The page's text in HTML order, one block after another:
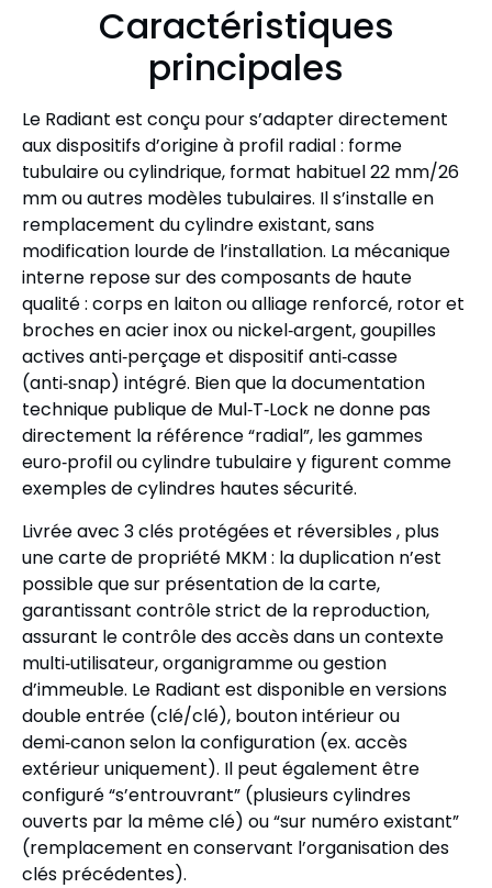
Caractéristiques
principales
Le Radiant est conçu pour s’adapter directement
aux dispositifs d’origine à profil radial : forme
tubulaire ou cylindrique, format habituel 22 mm/26
mm ou autres modèles tubulaires. Il s’installe en
remplacement du cylindre existant, sans
modification lourde de l’installation. La mécanique
interne repose sur des composants de haute
qualité : corps en laiton ou alliage renforcé, rotor et
broches en acier inox ou nickel‑argent, goupilles
actives anti‑perçage et dispositif anti‑casse
(anti‑snap) intégré. Bien que la documentation
technique publique de Mul‑T‑Lock ne donne pas
directement la référence “radial”, les gammes
euro‑profil ou cylindre tubulaire y figurent comme
exemples de cylindres hautes sécurité.
Livrée avec 3 clés protégées et réversibles , plus
une carte de propriété MKM : la duplication n’est
possible que sur présentation de la carte,
garantissant contrôle strict de la reproduction,
assurant le contrôle des accès dans un contexte
multi‑utilisateur, organigramme ou gestion
d’immeuble. Le Radiant est disponible en versions
double entrée (clé/clé), bouton intérieur ou
demi‑canon selon la configuration (ex. accès
extérieur uniquement). Il peut également être
configuré “s’entrouvrant” (plusieurs cylindres
ouverts par la même clé) ou “sur numéro existant”
(remplacement en conservant l’organisation des
clés précédentes).